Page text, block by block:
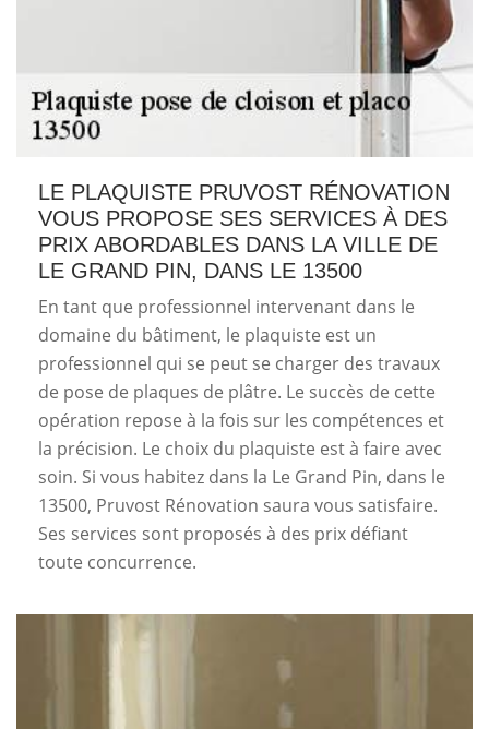
LE PLAQUISTE PRUVOST RÉNOVATION
VOUS PROPOSE SES SERVICES À DES
PRIX ABORDABLES DANS LA VILLE DE
LE GRAND PIN, DANS LE 13500
En tant que professionnel intervenant dans le
domaine du bâtiment, le plaquiste est un
professionnel qui se peut se charger des travaux
de pose de plaques de plâtre. Le succès de cette
opération repose à la fois sur les compétences et
la précision. Le choix du plaquiste est à faire avec
soin. Si vous habitez dans la Le Grand Pin, dans le
13500, Pruvost Rénovation saura vous satisfaire.
Ses services sont proposés à des prix défiant
toute concurrence.